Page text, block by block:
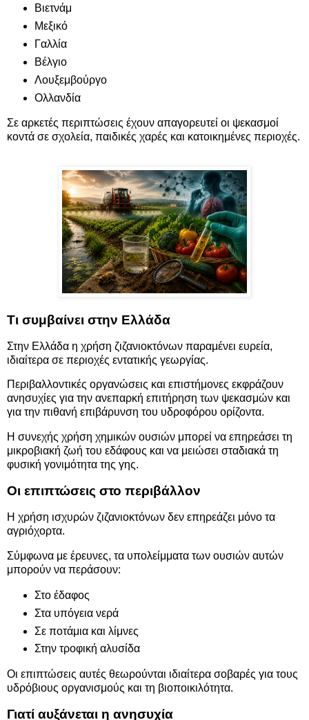
Βιετνάμ
Μεξικό
Γαλλία
Βέλγιο
Λουξεμβούργο
Ολλανδία
Σε αρκετές περιπτώσεις έχουν απαγορευτεί οι ψεκασμοί
κοντά σε σχολεία, παιδικές χαρές και κατοικημένες περιοχές.
Τι συμβαίνει στην Ελλάδα
Στην Ελλάδα η χρήση ζιζανιοκτόνων παραμένει ευρεία,
ιδιαίτερα σε περιοχές εντατικής γεωργίας.
Περιβαλλοντικές οργανώσεις και επιστήμονες εκφράζουν
ανησυχίες για την ανεπαρκή επιτήρηση των ψεκασμών και
για την πιθανή επιβάρυνση του υδροφόρου ορίζοντα.
Η συνεχής χρήση χημικών ουσιών μπορεί να επηρεάσει τη
μικροβιακή ζωή του εδάφους και να μειώσει σταδιακά τη
φυσική γονιμότητα της γης.
Οι επιπτώσεις στο περιβάλλον
Η χρήση ισχυρών ζιζανιοκτόνων δεν επηρεάζει μόνο τα
αγριόχορτα.
Σύμφωνα με έρευνες, τα υπολείμματα των ουσιών αυτών
μπορούν να περάσουν:
Στο έδαφος
Στα υπόγεια νερά
Σε ποτάμια και λίμνες
Στην τροφική αλυσίδα
Οι επιπτώσεις αυτές θεωρούνται ιδιαίτερα σοβαρές για τους
υδρόβιους οργανισμούς και τη βιοποικιλότητα.
Γιατί αυξάνεται η ανησυχία